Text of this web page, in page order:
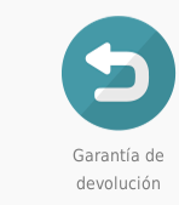
Garantía de
devolución